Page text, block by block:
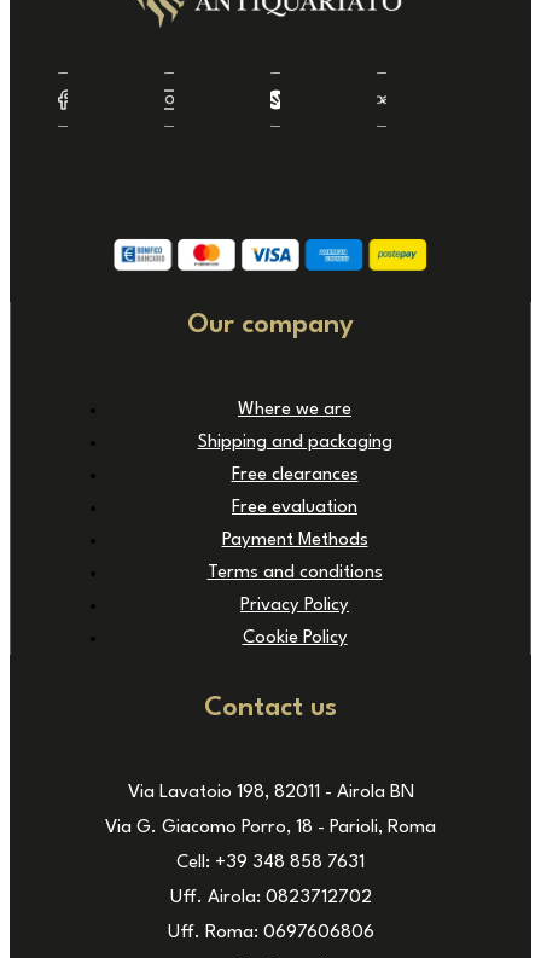
Our company
Where we are
Shipping and packaging
Free clearances
Free evaluation
Payment Methods
Terms and conditions
Privacy Policy
Cookie Policy
Contact us
Via Lavatoio 198, 82011 - Airola BN
Via G. Giacomo Porro, 18 - Parioli, Roma
Cell: +39 348 858 7631
Uff. Airola: 0823712702
Uff. Roma: 0697606806